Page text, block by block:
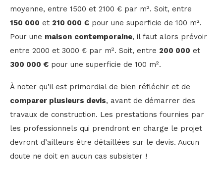
moyenne, entre 1500 et 2100 € par m². Soit, entre
150 000 et 210 000 € pour une superficie de 100 m².
Pour une maison contemporaine, il faut alors prévoir
entre 2000 et 3000 € par m². Soit, entre 200 000 et
300 000 € pour une superficie de 100 m².
À noter qu’il est primordial de bien réfléchir et de
comparer plusieurs devis, avant de démarrer des
travaux de construction. Les prestations fournies par
les professionnels qui prendront en charge le projet
devront d’ailleurs être détaillées sur le devis. Aucun
doute ne doit en aucun cas subsister !